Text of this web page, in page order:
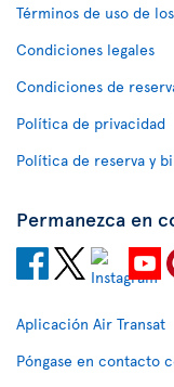
Términos de uso de
Condiciones legales
Condiciones de
Política de privacidad
Política de reserva y
Permanezca en
Aplicación Air Transat
Póngase en contacto